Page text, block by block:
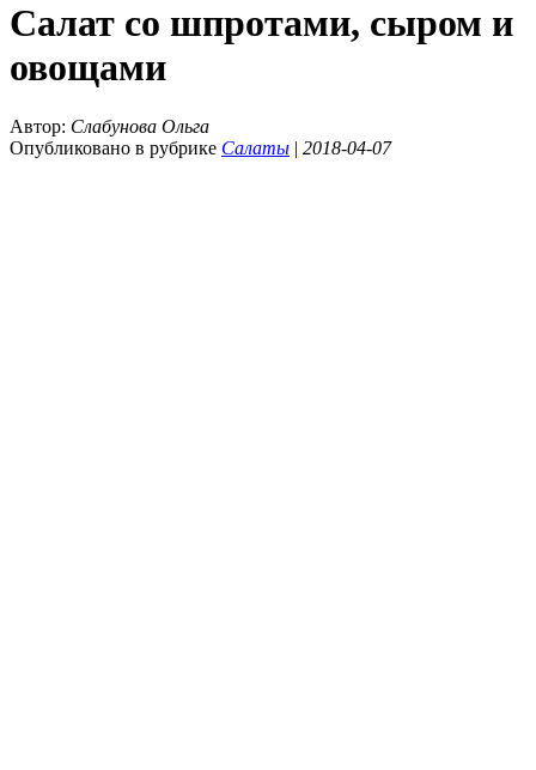
Салат со шпротами, сыром и
овощами
Автор: Слабунова Ольга
Опубликовано в рубрике Салаты | 2018-04-07